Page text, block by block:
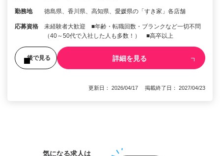
勤務地 徳島県、香川県、高知県、愛媛県の「すき家」各店舗
応募資格
未経験者大歓迎 ■年齢・転職回数・ブランクなど一切不問
（40～50代で入社した人も多数！） ■高卒以上
後で見る 詳細を見る
更新日： 2026/04/17 掲載終了日： 2027/04/23
気になる求人は